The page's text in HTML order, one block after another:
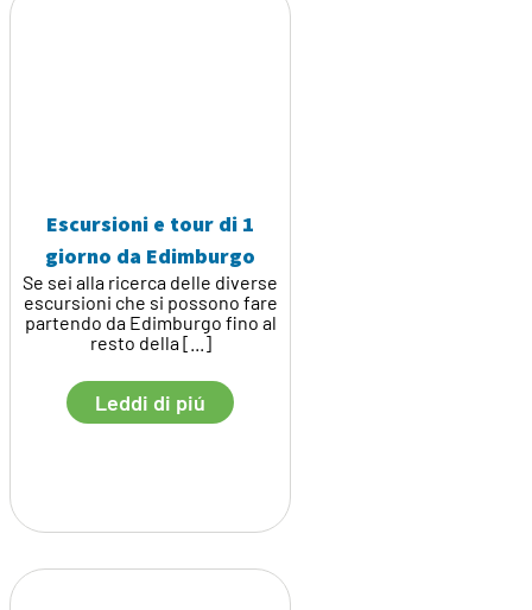
Escursioni e tour di 1
giorno da Edimburgo
Se sei alla ricerca delle diverse
escursioni che si possono fare
partendo da Edimburgo fino al
resto della [...]
Leddi di piú